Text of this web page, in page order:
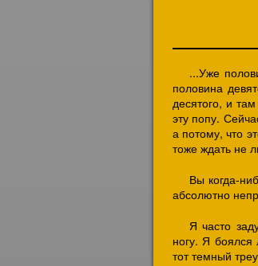
...Уже
половина
десятого, и
эту попу.
а потому, что
тоже ждать не
Вы когда-
абсолютно
Я часто
ногу. Я боялся
тот темный